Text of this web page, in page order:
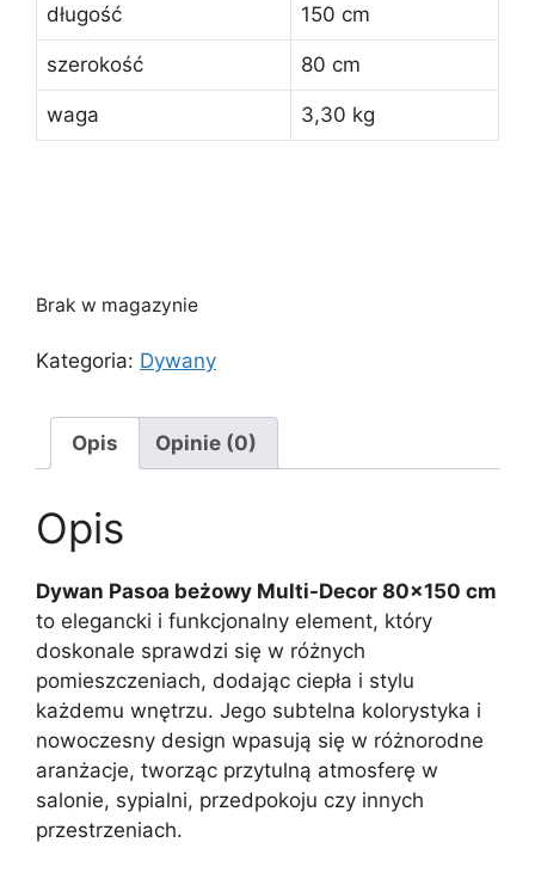
długość 150 cm
szerokość 80 cm
waga 3,30 kg
Brak w magazynie
Kategoria: Dywany
Opis Opinie (0)
Opis
Dywan Pasoa beżowy Multi-Decor 80×150 cm
to elegancki i funkcjonalny element, który
doskonale sprawdzi się w różnych
pomieszczeniach, dodając ciepła i stylu
każdemu wnętrzu. Jego subtelna kolorystyka i
nowoczesny design wpasują się w różnorodne
aranżacje, tworząc przytulną atmosferę w
salonie, sypialni, przedpokoju czy innych
przestrzeniach.